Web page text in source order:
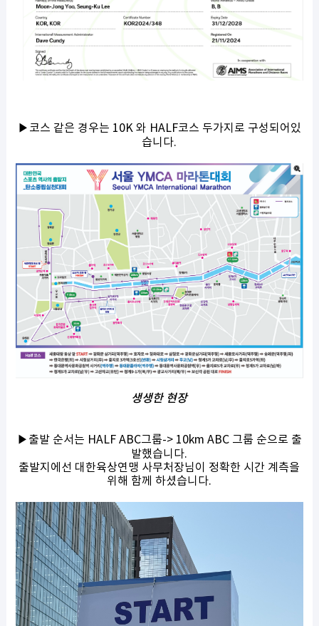
▶코스 같은 경우는 10K 와 HALF코스 두가지로 구성되어있
습니다.
생생한 현장
▶출발 순서는 HALF ABC그룹-> 10km ABC 그룹 순으로 출
발했습니다.
출발지에선 대한육상연맹 사무처장님이 정확한 시간 계측을
위해 함께 하셨습니다.